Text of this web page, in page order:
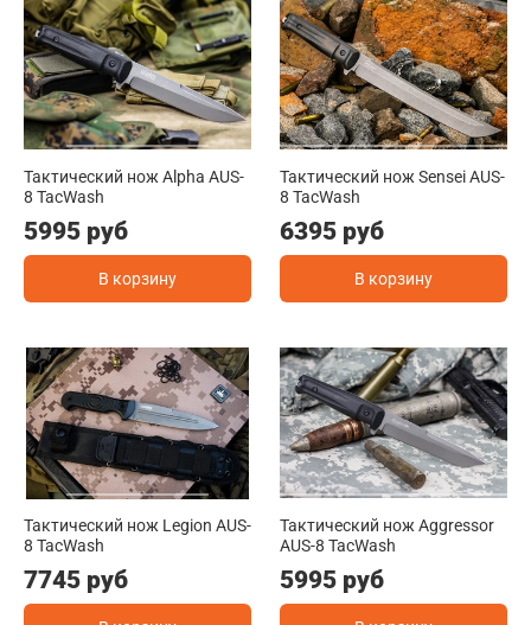
Тактический нож Alpha AUS-
8 TacWash
5995 руб
В корзину
Тактический нож Sensei AUS-
8 TacWash
6395 руб
В корзину
Тактический нож Legion AUS-
8 TacWash
7745 руб
Тактический нож Aggressor
AUS-8 TacWash
5995 руб